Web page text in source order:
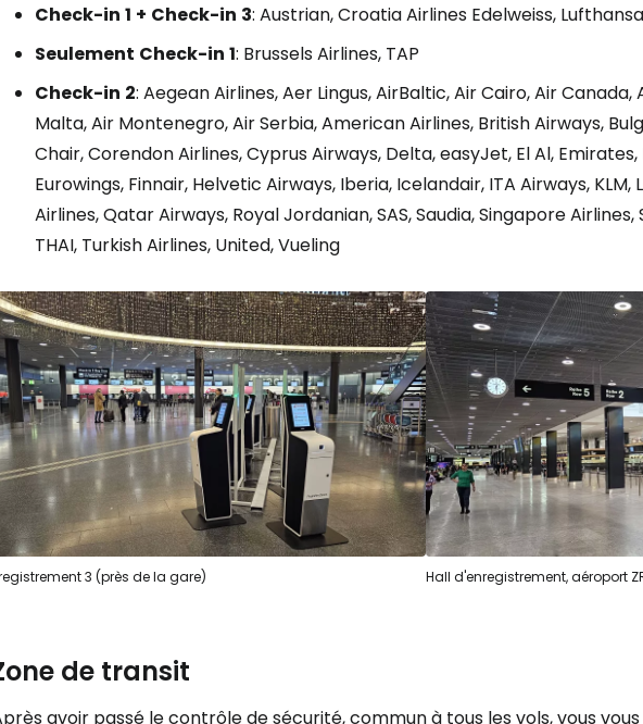
Check-in 1 + Check-in 3: Austrian, Croatia Airlines Edelweiss,
Seulement Check-in 1: Brussels Airlines, TAP
Check-in 2: Aegean Airlines, Aer Lingus, AirBaltic, Air Cairo, Air Canada,
Malta, Air Montenegro, Air Serbia, American Airlines, British Airways,
Chair, Corendon Airlines, Cyprus Airways, Delta, easyJet, El Al,
Eurowings, Finnair, Helvetic Airways, Iberia, Icelandair, ITA Airways, KLM,
Airlines, Qatar Airways, Royal Jordanian, SAS, Saudia, Singapore Airlines,
THAI, Turkish Airlines, United, Vueling
3 (près de la gare) Hall d'enregistrement, aéroport
de transit
avoir passé le contrôle de sécurité, commun à tous les vols, vous
Se connecter à
... la communauté mondiale des voyageurs
Continuer avec
Poursuivre avec le courrier